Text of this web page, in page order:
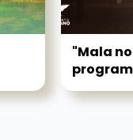
"Mala